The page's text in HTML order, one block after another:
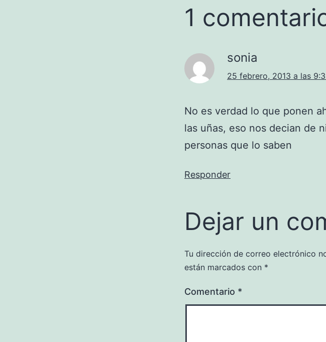
1
sonia
25 febrero, 2013 a las
No es verdad lo que ponen
las uñas, eso nos decian de
personas que lo saben
Responder
Dejar un
Tu dirección de correo electrónico
están marcados con *
Comentario *